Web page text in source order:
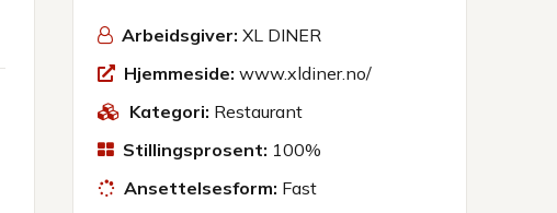
Arbeidsgiver: XL DINER
Hjemmeside: www.xldiner.no/
Kategori: Restaurant
Stillingsprosent: 100%
Ansettelsesform: Fast